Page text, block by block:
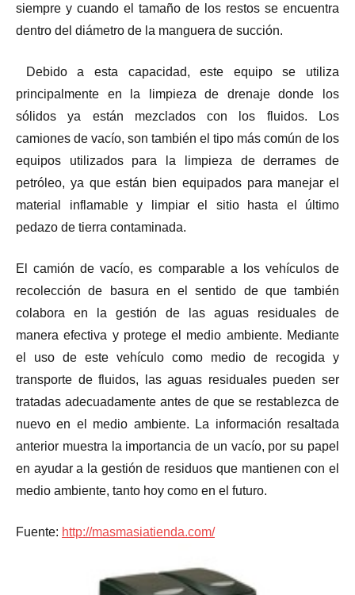
siempre y cuando el tamaño de los restos se encuentra
dentro del diámetro de la manguera de succión.
Debido a esta capacidad, este equipo se utiliza
principalmente en la limpieza de drenaje donde los
sólidos ya están mezclados con los fluidos. Los
camiones de vacío, son también el tipo más común de los
equipos utilizados para la limpieza de derrames de
petróleo, ya que están bien equipados para manejar el
material inflamable y limpiar el sitio hasta el último
pedazo de tierra contaminada.
El camión de vacío, es comparable a los vehículos de
recolección de basura en el sentido de que también
colabora en la gestión de las aguas residuales de
manera efectiva y protege el medio ambiente. Mediante
el uso de este vehículo como medio de recogida y
transporte de fluidos, las aguas residuales pueden ser
tratadas adecuadamente antes de que se restablezca de
nuevo en el medio ambiente. La información resaltada
anterior muestra la importancia de un vacío, por su papel
en ayudar a la gestión de residuos que mantienen con el
medio ambiente, tanto hoy como en el futuro.
Fuente: http://masmasiatienda.com/